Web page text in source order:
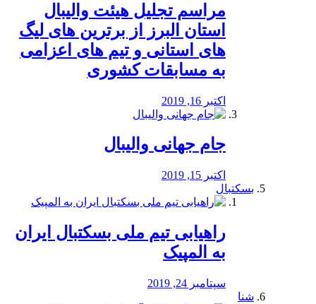
مراسم تجلیل هیئت والیبال
استان البرز از برترین های لیگ
های استانی و تیم های اعزامی
به مسابقات کشوری
اکتبر 16, 2019
جام جهانی والیبال
اکتبر 15, 2019
بسکتبال
راهیابی تیم ملی بسکتبال ایران
به المپیک
سپتامبر 24, 2019
شنا